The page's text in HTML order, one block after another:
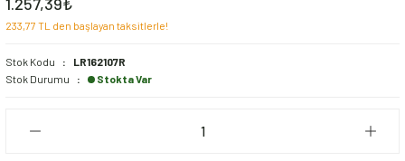
233,77 TL den başlayan taksitlerle!
Stok Kodu
LR162107R
Stok Durumu
Stokta Var